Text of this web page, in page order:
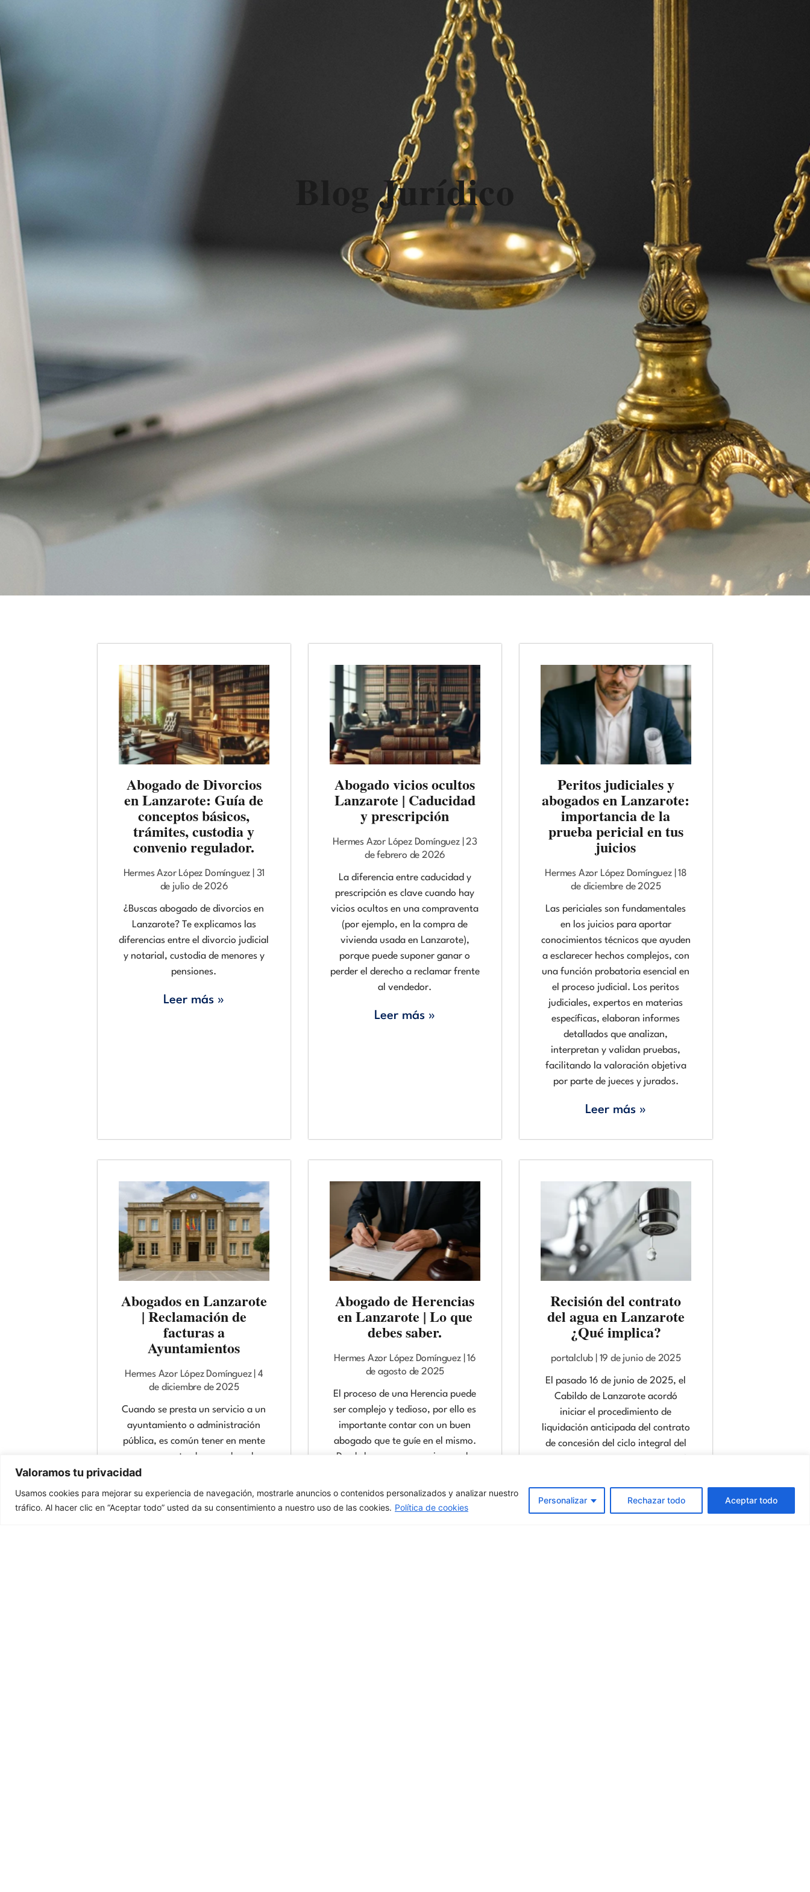
Valoramos tu privacidad
Usamos cookies para mejorar su experiencia de navegación, mostrarle anuncios o contenidos personalizados y analizar nuestro
tráfico. Al hacer clic en “Aceptar todo” usted da su consentimiento a nuestro uso de las cookies. Política de cookies
Personalizar Rechazar todo Aceptar todo
Blog Jurídico
Abogado de Divorcios
en Lanzarote: Guía de
conceptos básicos,
trámites, custodia y
convenio regulador.
Hermes Azor López Domínguez
31
de julio de 2026
¿Buscas abogado de divorcios en
Lanzarote? Te explicamos las
diferencias entre el divorcio judicial
y notarial, custodia de menores y
pensiones.
Leer más »
Abogado vicios ocultos
Lanzarote | Caducidad
y prescripción
Hermes Azor López Domínguez
23
de febrero de 2026
La diferencia entre caducidad y
prescripción es clave cuando hay
vicios ocultos en una compraventa
(por ejemplo, en la compra de
vivienda usada en Lanzarote),
porque puede suponer ganar o
perder el derecho a reclamar frente
al vendedor.
Leer más »
Peritos judiciales y
abogados en Lanzarote:
importancia de la
prueba pericial en tus
juicios
Hermes Azor López Domínguez
18
de diciembre de 2025
Las periciales son fundamentales
en los juicios para aportar
conocimientos técnicos que ayuden
a esclarecer hechos complejos, con
una función probatoria esencial en
el proceso judicial. Los peritos
judiciales, expertos en materias
específicas, elaboran informes
detallados que analizan,
interpretan y validan pruebas,
facilitando la valoración objetiva
por parte de jueces y jurados.
Leer más »
Abogados en Lanzarote
| Reclamación de
facturas a
Ayuntamientos
Hermes Azor López Domínguez
4
de diciembre de 2025
Cuando se presta un servicio a un
ayuntamiento o administración
pública, es común tener en mente
que se va a tardar en cobrar lo
pactado. Sin embargo, conocer los
mecanismos legales oportunos
para agilizar los trámites de cobro
Abogado de Herencias
en Lanzarote | Lo que
debes saber.
Hermes Azor López Domínguez
16
de agosto de 2025
El proceso de una Herencia puede
ser complejo y tedioso, por ello es
importante contar con un buen
abogado que te guíe en el mismo.
Desde los pasos a seguir cuando
cómo se divide el patrimonio del
causante según lo que dispone el
Recisión del contrato
del agua en Lanzarote
¿Qué implica?
portalclub 19 de junio de 2025
El pasado 16 de junio de 2025, el
Cabildo de Lanzarote acordó
iniciar el procedimiento de
liquidación anticipada del contrato
de concesión del ciclo integral del
Isabel II) por un plazo de 30 años.
La decisión se fundamenta en